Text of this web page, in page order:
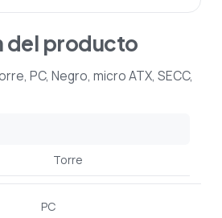
del producto
PC, Negro, micro ATX, SECC,
Torre
PC